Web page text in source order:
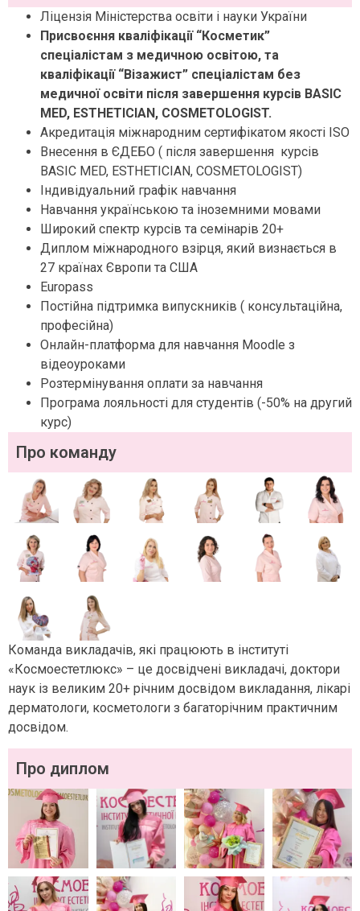
Ліцензія Міністерства освіти і науки України
Присвоєння кваліфікації “Косметик”
спеціалістам з медичною освітою, та
кваліфікації “Візажист” спеціалістам без
медичної освіти після завершення курсів BASIC
MED, ESTHETICIAN, COSMETOLOGIST.
Акредитація міжнародним сертифікатом якості ISO
Внесення в ЄДЕБО ( після завершення курсів
BASIC MED, ESTHETICIAN, COSMETOLOGIST)
Індивідуальний графік навчання
Навчання українською та іноземними мовами
Широкий спектр курсів та семінарів 20+
Диплом міжнародного взірця, який визнається в
27 країнах Європи та США
Europass
Постійна підтримка випускників ( консультаційна,
професійна)
Онлайн-платформа для навчання Moodle з
відеоуроками
Розтермінування оплати за навчання
Програма лояльності для студентів (-50% на другий
курс)
Про команду
Команда викладачів, які працюють в інституті
«Космоестетлюкс» – це досвідчені викладачі, доктори
наук із великим 20+ річним досвідом викладання, лікарі
дерматологи, косметологи з багаторічним практичним
досвідом.
Про диплом